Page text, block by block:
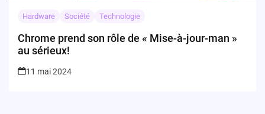
Hardware Société Technologie
Chrome prend son rôle de « Mise-à-jour-man »
au sérieux!
11 mai 2024